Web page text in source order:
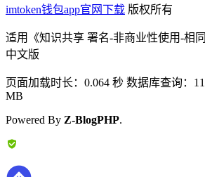
imtoken钱包app官网下载 版权所有
适用《知识共享 署名-非商业性使用-相
中文版
页面加载时长：0.064 秒 数据库查询：
MB
Powered By Z-BlogPHP.